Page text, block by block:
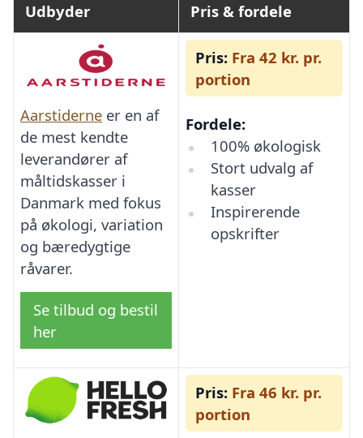
Udbyder Pris & fordele
Aarstiderne er en af
de mest kendte
leverandører af
måltidskasser i
Danmark med fokus
på økologi, variation
og bæredygtige
råvarer.
Se tilbud og bestil
her
Pris: Fra 42 kr. pr.
portion
Fordele:
100% økologisk
Stort udvalg af
kasser
Inspirerende
opskrifter
Pris: Fra 46 kr. pr.
portion